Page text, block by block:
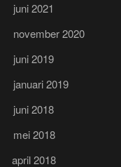
juni 2021
november 2020
juni 2019
januari 2019
juni 2018
mei 2018
april 2018